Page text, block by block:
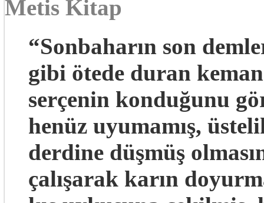
Metis Kitap
“Sonbaharın son
gibi ötede duran
serçenin konduğunu
henüz uyumamış,
derdine düşmüş
çalışarak karın